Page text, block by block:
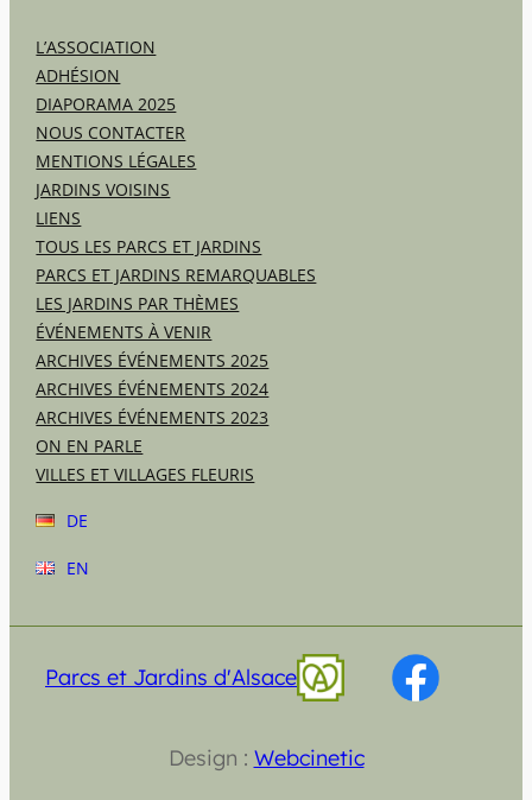
L’ASSOCIATION
ADHÉSION
DIAPORAMA 2025
NOUS CONTACTER
MENTIONS LÉGALES
JARDINS VOISINS
LIENS
TOUS LES PARCS ET JARDINS
PARCS ET JARDINS REMARQUABLES
LES JARDINS PAR THÈMES
ÉVÉNEMENTS À VENIR
ARCHIVES ÉVÉNEMENTS 2025
ARCHIVES ÉVÉNEMENTS 2024
ARCHIVES ÉVÉNEMENTS 2023
ON EN PARLE
VILLES ET VILLAGES FLEURIS
DE
EN
Parcs et Jardins d'Alsace
Design : Webcinetic